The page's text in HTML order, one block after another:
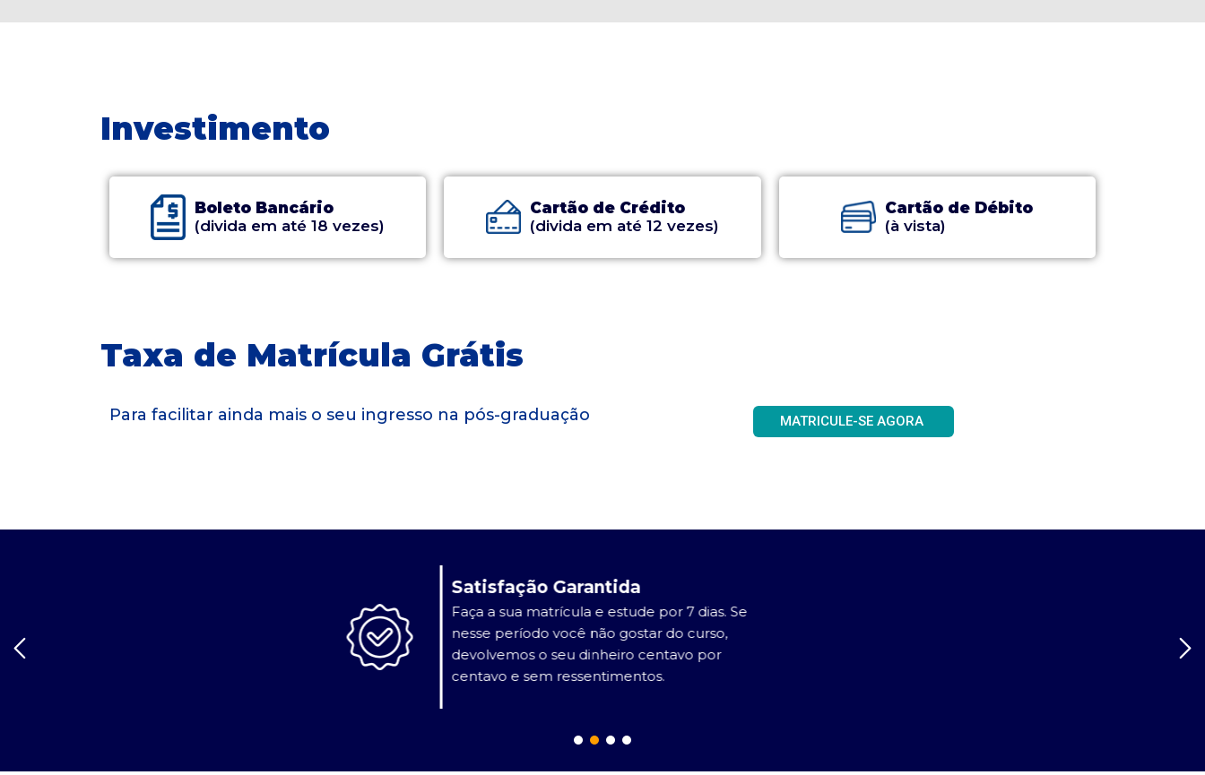
Investimento
Boleto Bancário
(divida em até 18 vezes)
Cartão de Crédito
(divida em até 12 vezes)
Cartão de Débito
(à vista)
Taxa de Matrícula Grátis
Para facilitar ainda mais o seu ingresso na pós-graduação MATRICULE-SE AGORA
Videodicas
Vídeos dinâmicos e de curta duração.